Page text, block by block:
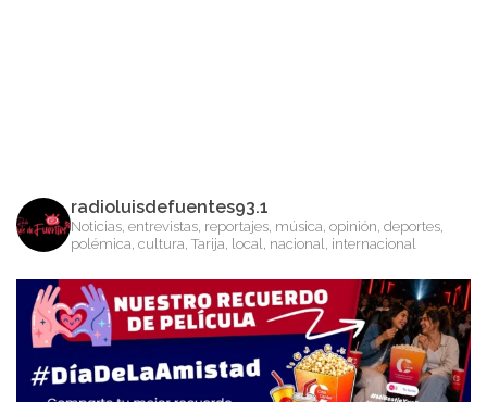
radioluisdefuentes93.1
Noticias, entrevistas, reportajes, música, opinión, deportes,
polémica, cultura, Tarija, local, nacional, internacional